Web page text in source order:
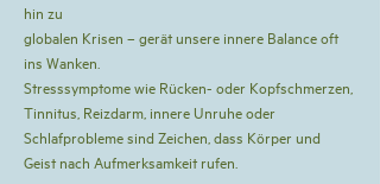
hin zu
globalen Krisen – gerät unsere innere Balance oft
ins Wanken.
Stresssymptome wie Rücken- oder Kopfschmerzen,
Tinnitus, Reizdarm, innere Unruhe oder
Schlafprobleme sind Zeichen, dass Körper und
Geist nach Aufmerksamkeit rufen.